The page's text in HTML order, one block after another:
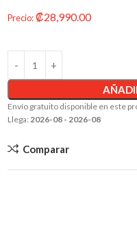
Precio:₡28,990.00
Envío gratuito disponible en este
Llega: 2026-08 - 2026-08
Comparar